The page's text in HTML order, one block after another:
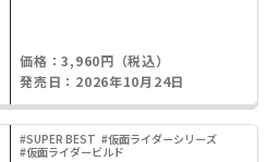
価格：3,960円（税込）
発売日：2026年10月24日
#SUPER BEST #仮面ライダーシリーズ
#仮面ライダービルド